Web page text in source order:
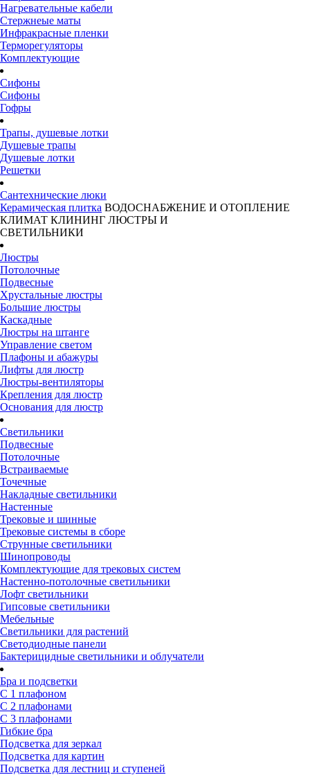
Нагревательные кабели
Стержнеые маты
Инфракрасные пленки
Терморегуляторы
Комплектующие
Сифоны
Сифоны
Гофры
Трапы, душевые лотки
Душевые трапы
Душевые лотки
Решетки
Сантехнические люки
Керамическая плитка ВОДОСНАБЖЕНИЕ И ОТОПЛЕНИЕ
КЛИМАТ КЛИНИНГ ЛЮСТРЫ И
СВЕТИЛЬНИКИ
Люстры
Потолочные
Подвесные
Хрустальные люстры
Большие люстры
Каскадные
Люстры на штанге
Управление светом
Плафоны и абажуры
Лифты для люстр
Люстры-вентиляторы
Крепления для люстр
Основания для люстр
Светильники
Подвесные
Потолочные
Встраиваемые
Точечные
Накладные светильники
Настенные
Трековые и шинные
Трековые системы в сборе
Струнные светильники
Шинопроводы
Комплектующие для трековых систем
Настенно-потолочные светильники
Лофт светильники
Гипсовые светильники
Мебельные
Светильники для растений
Светодиодные панели
Бактерицидные светильники и облучатели
Бра и подсветки
С 1 плафоном
С 2 плафонами
С 3 плафонами
Гибкие бра
Подсветка для зеркал
Подсветка для картин
Подсветка для лестниц и ступеней